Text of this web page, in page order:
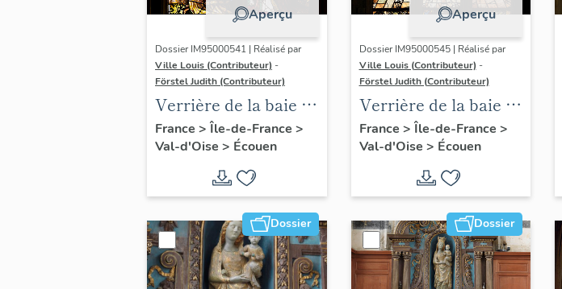
Aperçu
Dossier IM95000541 | Réalisé par
Ville Louis (Contributeur) -
Förstel Judith (Contributeur)
Verrière de la baie 2 :
scènes de la Passion,
avec donatrices
France > Île-de-France >
Val-d'Oise > Écouen
Aperçu
Dossier IM95000545 | Réalisé par
Ville Louis (Contributeur) -
Förstel Judith (Contributeur)
Verrière de la baie 6 :
Pietà et donateurs
France > Île-de-France >
Val-d'Oise > Écouen
Dossier Dossier